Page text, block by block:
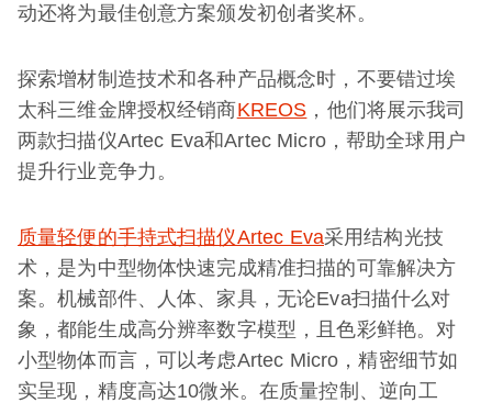
动还将为最佳创意方案颁发初创者奖杯。
探索增材制造技术和各种产品概念时，不要错过埃
太科三维金牌授权经销商KREOS ，他们将展示我司
两款扫描仪Artec Eva和Artec Micro，帮助全球用户
提升行业竞争力。
质量轻便的手持式扫描仪Artec Eva采用结构光技
术，是为中型物体快速完成精准扫描的可靠解决方
案。机械部件、人体、家具，无论Eva扫描什么对
象，都能生成高分辨率数字模型，且色彩鲜艳。对
小型物体而言，可以考虑Artec Micro，精密细节如
实呈现，精度高达10微米。在质量控制、逆向工